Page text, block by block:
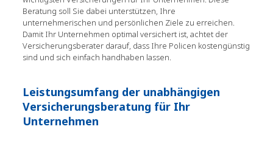
Beratung soll Sie dabei unterstützen, Ihre
unternehmerischen und persönlichen Ziele zu erreichen.
Damit Ihr Unternehmen optimal versichert ist, achtet der
Versicherungsberater darauf, dass Ihre Policen kostengünstig
sind und sich einfach handhaben lassen.
Leistungsumfang der unabhängigen
Versicherungsberatung für Ihr
Unternehmen